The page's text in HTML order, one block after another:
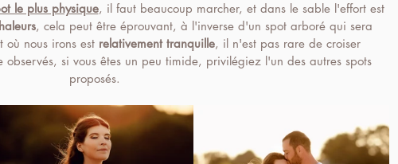
le plus physique, il faut beaucoup marcher, et dans le sable l'effort est
, cela peut être éprouvant, à l'inverse d'un spot arboré qui sera
où nous irons est relativement tranquille, il n'est pas rare de croiser
observés, si vous êtes un peu timide, privilégiez l'un des autres spots
proposés.